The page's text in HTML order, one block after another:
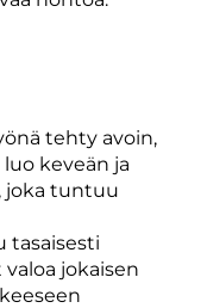
tehty avoin,
keveän ja
joka tuntuu
tasaisesti
jokaisen